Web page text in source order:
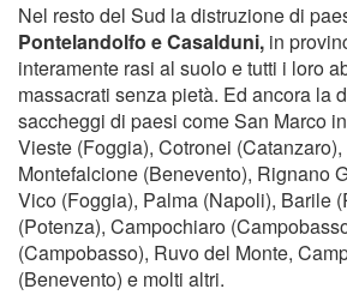
Nel resto del Sud la distruzione di
Pontelandolfo e Casalduni, in
interamente rasi al suolo e tutti i loro
massacrati senza pietà. Ed ancora la
saccheggi di paesi come San Marco
Vieste (Foggia), Cotronei
Montefalcione (Benevento), Rignano
Vico (Foggia), Palma (Napoli), Barile
(Potenza), Campochiaro
(Campobasso), Ruvo del Monte,
(Benevento) e molti altri.